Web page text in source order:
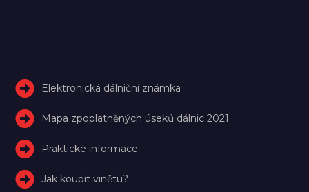
Elektronická dálniční známka
Mapa zpoplatněných úseků dálnic 2021
Praktické informace
Jak koupit vinětu?